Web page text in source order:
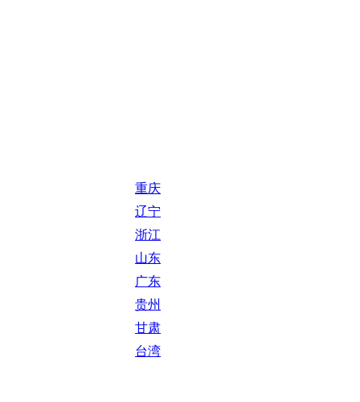
重庆
辽宁
浙江
山东
广东
贵州
甘肃
台湾